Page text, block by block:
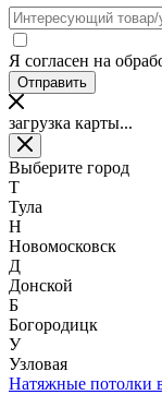
Я согласен на
загрузка карты...
Выберите город
Т
Тула
Н
Новомосковск
Д
Донской
Б
Богородицк
У
Узловая
Натяжные потолки